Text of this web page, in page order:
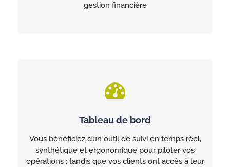
gestion financière
Tableau de bord
Vous bénéficiez d’un outil de suivi en temps réel,
synthétique et ergonomique pour piloter vos
opérations ; tandis que vos clients ont accès à leur